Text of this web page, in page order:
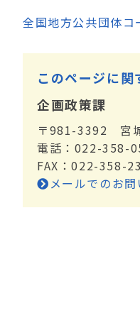
全国地方公共団体
このページに関
企画政策課
〒981-3392 宮
電話：022-358-
FAX：022-358-
メールでのお